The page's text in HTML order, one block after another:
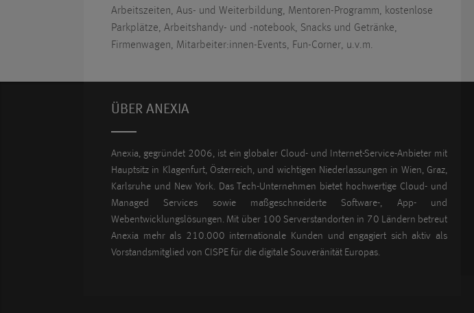
Arbeitszeiten, Aus- und Weiterbildung, Mentoren-Programm, kostenlose
Parkplätze, Arbeitshandy- und -notebook, Snacks und Getränke,
Firmenwagen, Mitarbeiter:innen-Events, Fun-Corner, u.v.m.
ÜBER ANEXIA
Anexia, gegründet 2006, ist ein globaler Cloud- und Internet-Service-Anbieter mit
Hauptsitz in Klagenfurt, Österreich, und wichtigen Niederlassungen in Wien, Graz,
Karlsruhe und New York. Das Tech-Unternehmen bietet hochwertige Cloud- und
Managed Services sowie maßgeschneiderte Software-, App- und
Webentwicklungslösungen. Mit über 100 Serverstandorten in 70 Ländern betreut
Anexia mehr als 210.000 internationale Kunden und engagiert sich aktiv als
Vorstandsmitglied von CISPE für die digitale Souveränität Europas.